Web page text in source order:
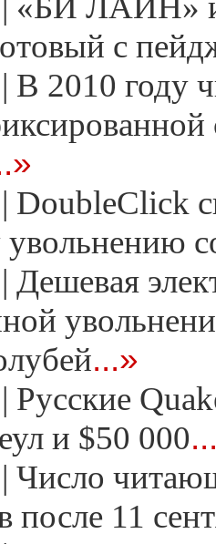
с
| В 2010 году
| DoubleClick
| Дешевая
...»
| Русские
и $50 000
| Число
после 11